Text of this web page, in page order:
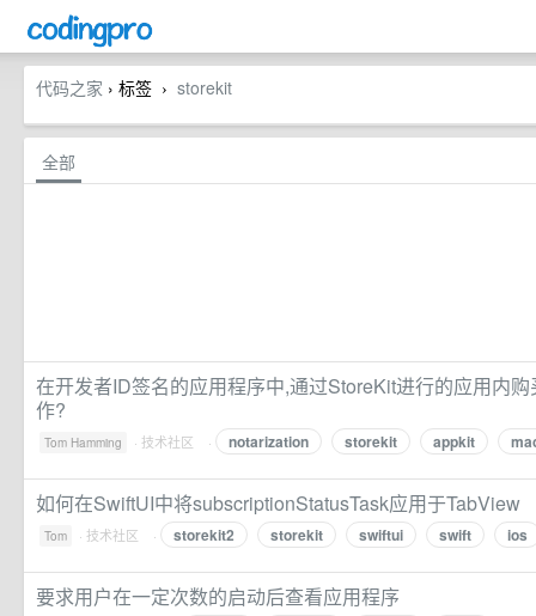
代码之家 › 标签 › storekit
全部
在开发者ID签名的应用程序中,通过StoreKit进行的应用内
作?
Tom Hamming · 技术社区 · notarization storekit appkit
如何在SwiftUI中将subscriptionStatusTask应用于TabView
Tom · 技术社区 · storekit2 storekit swiftui swift ios
要求用户在一定次数的启动后查看应用程序